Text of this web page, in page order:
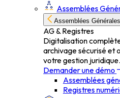
Assemblées
Assemblées
AG & Registres
Digitalisation
archivage sécurisé et
votre gestion juridique.
Demander une démo
Assemblées
Registres